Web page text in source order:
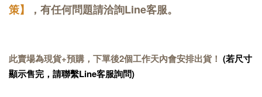
策】
，有任何問題請洽詢Line客服。
此賣場為現貨+預購，下單後2個工作天內會安排出貨！ (若尺寸
顯示售完，請聯繫Line客服詢問)